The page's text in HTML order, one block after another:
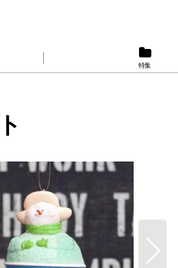
特集